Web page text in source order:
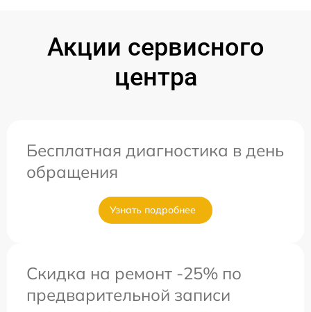
Акции сервисного
центра
Бесплатная диагностика в день
обращения
Узнать подробнее
Скидка на ремонт -25% по
предварительной записи